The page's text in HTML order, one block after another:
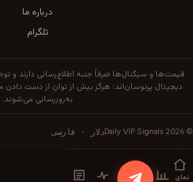
درباره ما
تلگرام
قیمت‌ها و سیگنال‌ها صرفاً جنبه اطلاع‌رسانی دارند و
به‌روزرسانی می‌شوند.
©
2026
Daily VIP Signalsدلار · فارسی
نمای